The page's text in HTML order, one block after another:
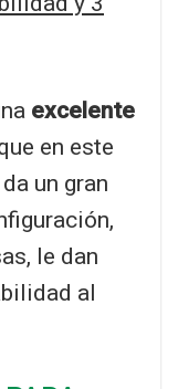
excelente
en este
un gran
le dan
al